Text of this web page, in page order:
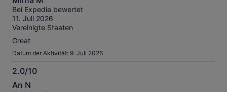
von
10
Bei Expedia bewertet
11. Juli 2026
Vereinigte Staaten
Great
Datum der Aktivität: 9. Juli 2026
2.0/10
2.0
An N